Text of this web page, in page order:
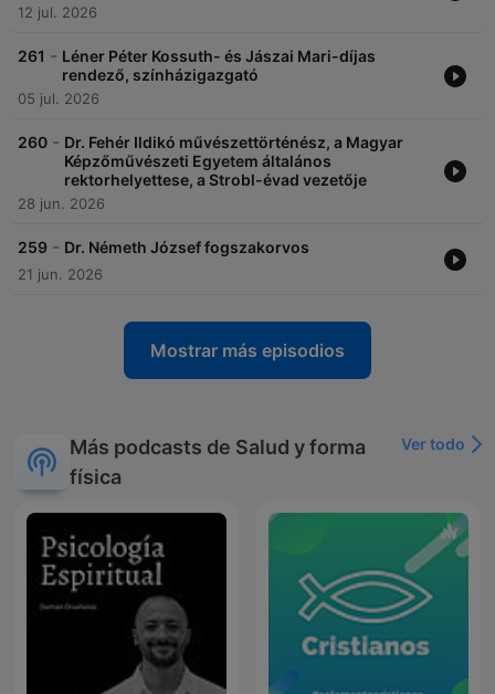
12 jul. 2026
261 - Léner Péter Kossuth- és Jászai Mari-díjas
rendező, színházigazgató
05 jul. 2026
260 - Dr. Fehér Ildikó művészettörténész, a Magyar
Képzőművészeti Egyetem általános
rektorhelyettese, a Strobl-évad vezetője
28 jun. 2026
259 - Dr. Németh József fogszakorvos
21 jun. 2026
Mostrar más episodios
Más podcasts de Salud y forma
física
Ver todo